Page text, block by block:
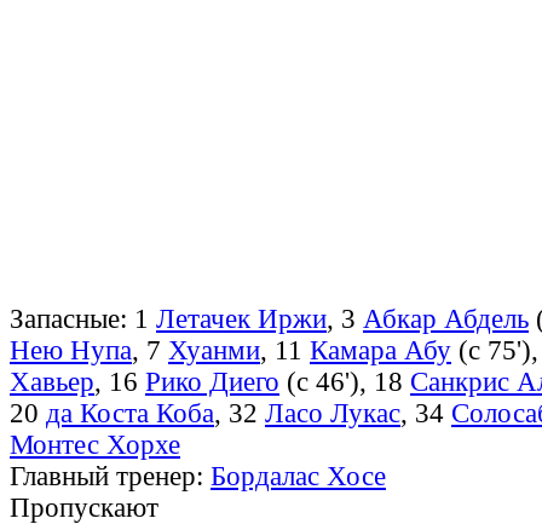
Запасные: 1 Летачек Иржи, 3 Абкар Абдель
Нею Нупа, 7 Хуанми, 11 Камара Абу (с
Хавьер, 16 Рико Диего (с 46'), 18 Санкрис
20 да Коста Коба, 32 Ласо Лукас, 34
Монтес Хорхе
Главный тренер: Бордалас Хосе
Пропускают